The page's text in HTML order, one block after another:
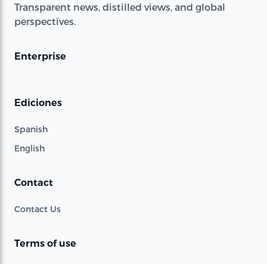
Transparent news, distilled views, and global
perspectives.
Enterprise
Ediciones
Spanish
English
Contact
Contact Us
Terms of use